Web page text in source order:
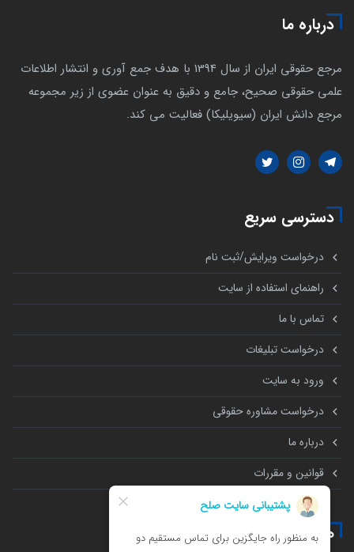
درباره ما
مرجع حقوقی ایران از سال 1394 با هدف جمع آوری و انتشار اطلاعات
علمی حقوقی صحیح، جامع و دقیق به عنوان عضوی از زیر مجموعه
مرجع دانش ایران (سیویلیکا) فعالیت می کند.
دسترسی سریع
درخواست ویرایش/ثبت نام
راهنمای استفاده از سایت
تماس با ما
درخواست تبلیغات
ورود به سایت
درخواست مشاوره حقوقی
درباره ما
قوانین و مقررات
همه چیز درباره